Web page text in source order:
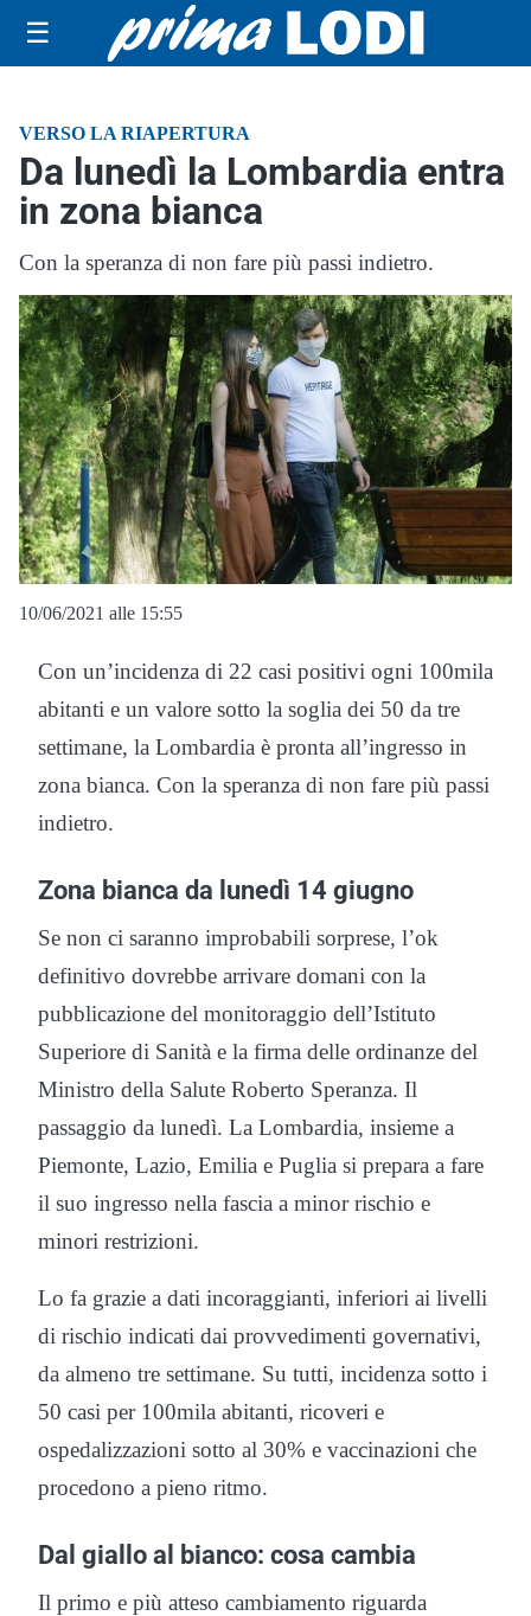
☰
VERSO LA RIAPERTURA
Da lunedì la Lombardia entra
in zona bianca
Con la speranza di non fare più passi indietro.
10/06/2021 alle 15:55
Con un’incidenza di 22 casi positivi ogni 100mila
abitanti e un valore sotto la soglia dei 50 da tre
settimane, la Lombardia è pronta all’ingresso in
zona bianca. Con la speranza di non fare più passi
indietro.
Zona bianca da lunedì 14 giugno
Se non ci saranno improbabili sorprese, l’ok
definitivo dovrebbe arrivare domani con la
pubblicazione del monitoraggio dell’Istituto
Superiore di Sanità e la firma delle ordinanze del
Ministro della Salute Roberto Speranza. Il
passaggio da lunedì. La Lombardia, insieme a
Piemonte, Lazio, Emilia e Puglia si prepara a fare
il suo ingresso nella fascia a minor rischio e
minori restrizioni.
Lo fa grazie a dati incoraggianti, inferiori ai livelli
di rischio indicati dai provvedimenti governativi,
da almeno tre settimane. Su tutti, incidenza sotto i
50 casi per 100mila abitanti, ricoveri e
ospedalizzazioni sotto al 30% e vaccinazioni che
procedono a pieno ritmo.
Dal giallo al bianco: cosa cambia
Il primo e più atteso cambiamento riguarda